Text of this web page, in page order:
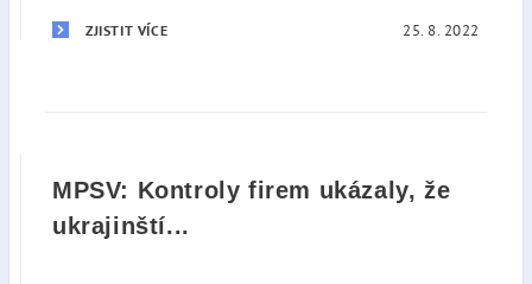
ZJISTIT VÍCE 25. 8. 2022
MPSV: Kontroly firem ukázaly, že
ukrajinští...